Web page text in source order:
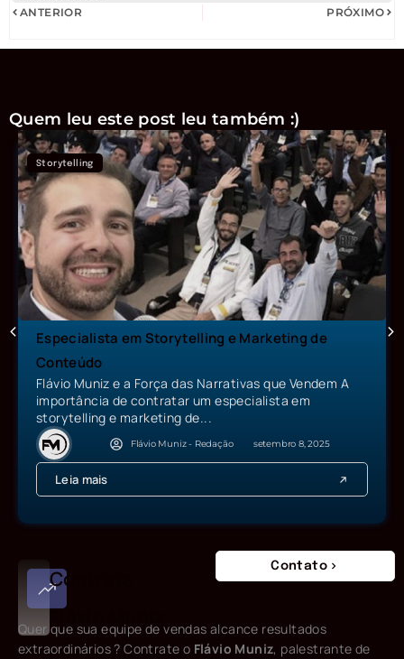
ANTERIOR
PRÓXIMO
Quem leu este post leu também :)
Storytelling
Especialista em Storytelling e Marketing de
Conteúdo
Flávio Muniz e a Força das Narrativas que Vendem A
importância de contratar um especialista em
storytelling e marketing de...
Flávio Muniz - Redação setembro 8, 2025
Leia mais
Contrate
Flávio Muniz
Contato
Quer que sua equipe de vendas alcance resultados
extraordinários ? Contrate o Flávio Muniz, palestrante de